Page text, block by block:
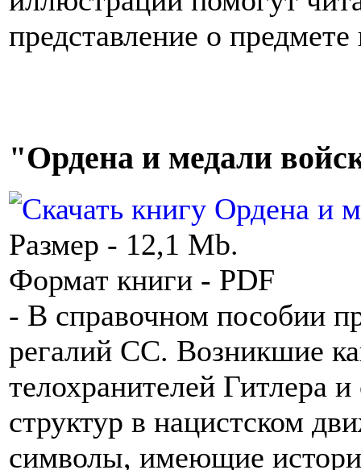
представление о предмете
"Ордена и медали
Размер - 12,1 Mb.
Формат книги - PDF
- В справочном пособии
регалий СС. Возникшие
телохранителей Гитлера
структур в нацистском
символы, имеющие